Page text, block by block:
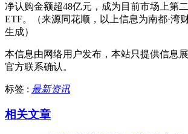
净认购金额超48亿元，成为目前市场上第
ETF。（来源同花顺，以上信息为南都·湾
生成）
本信息由网络用户发布， 本站只提供信息
官方联系确认。
标签 : 最新资讯
相关文章